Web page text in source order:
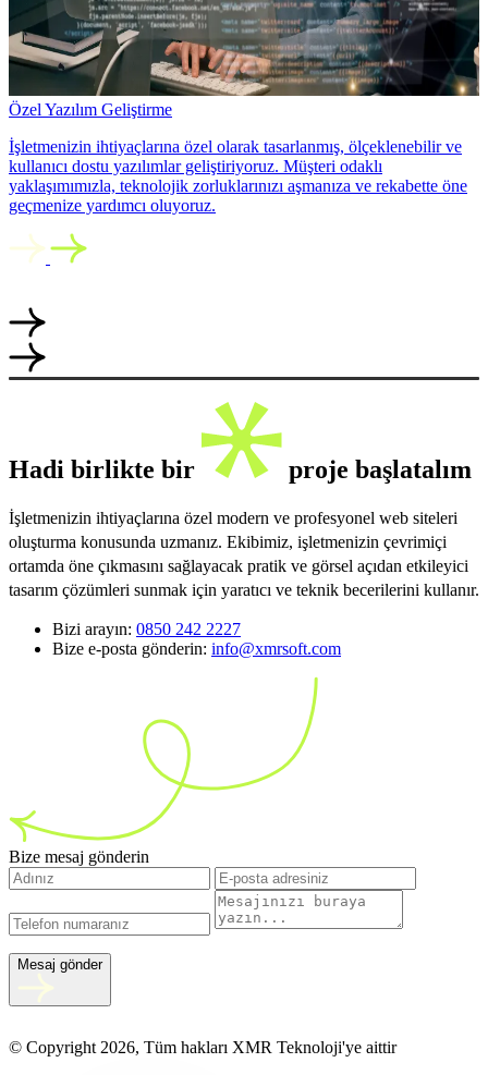
Özel Yazılım Geliştirme
İşletmenizin ihtiyaçlarına özel olarak tasarlanmış, ölçeklenebilir ve
kullanıcı dostu yazılımlar geliştiriyoruz. Müşteri odaklı
yaklaşımımızla, teknolojik zorluklarınızı aşmanıza ve rekabette öne
geçmenize yardımcı oluyoruz.
Hadi birlikte bir proje başlatalım
İşletmenizin ihtiyaçlarına özel modern ve profesyonel web siteleri
oluşturma konusunda uzmanız. Ekibimiz, işletmenizin çevrimiçi
ortamda öne çıkmasını sağlayacak pratik ve görsel açıdan etkileyici
tasarım çözümleri sunmak için yaratıcı ve teknik becerilerini kullanır.
Bizi arayın: 0850 242 2227
Bize e-posta gönderin: info@xmrsoft.com
Bize mesaj gönderin
Mesaj gönder
© Copyright 2026, Tüm hakları XMR Teknoloji'ye aittir